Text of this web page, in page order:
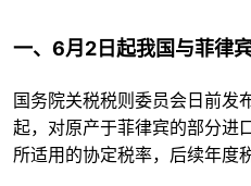
一、6月2日起我国与菲律
国务院关税税则委员会日前发
起，对原产于菲律宾的部分进
所适用的协定税率，后续年度